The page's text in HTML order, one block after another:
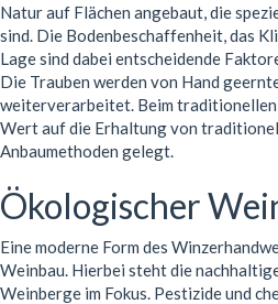
Natur auf Flächen angebaut, die
sind. Die Bodenbeschaffenheit, das
Lage sind dabei entscheidende
Die Trauben werden von Hand
weiterverarbeitet. Beim
Wert auf die Erhaltung von
Anbaumethoden gelegt.
Ökologischer
Eine moderne Form des
Weinbau. Hierbei steht die
Weinberge im Fokus. Pestizide und